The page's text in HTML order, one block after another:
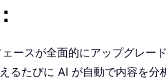
ースが全面的にアップグレー
るたびに AI が自動で内容を分